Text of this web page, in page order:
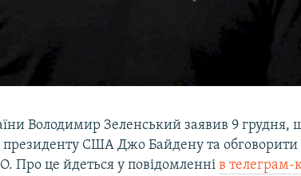
Володимир Зеленський заявив 9 грудня,
президенту США Джо Байдену та
Про це йдеться у повідомленнів телеграм-